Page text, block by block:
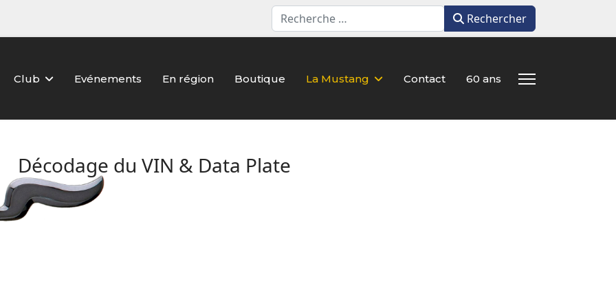
Rechercher
Rechercher
Club Evénements En région Boutique La Mustang Contact 60 ans
Décodage du VIN & Data Plate